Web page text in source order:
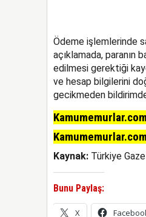
Ödeme işlemlerinde
açıklamada, paranın
edilmesi gerektiği
ve hesap bilgilerini
gecikmeden
Kaynak:Türkiye
Bunu Paylaş:
X